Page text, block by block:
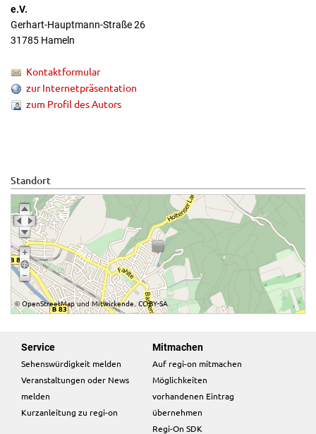
e.V.
Gerhart-Hauptmann-Straße 26
31785 Hameln
Kontaktformular
zur Internetpräsentation
zum Profil des Autors
Standort
©OpenStreetMapundMitwirkende ,CC-BY-SA
Service
Sehenswürdigkeit melden
Veranstaltungen oder News
melden
Kurzanleitung zu regi-on
Mitmachen
Auf regi-on mitmachen
Möglichkeiten
vorhandenen Eintrag
übernehmen
Regi-On SDK